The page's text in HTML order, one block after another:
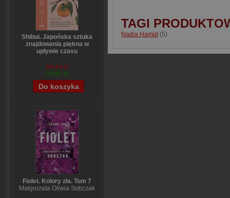
Shibui. Japońska sztuka
znajdowania piękna w
upływie czasu
64,13 zł
54,66 zł
Fiolet. Kolory zła. Tom 7
Małgorzata Oliwia Sobczak
TAGI
Nadia Hamid (5)